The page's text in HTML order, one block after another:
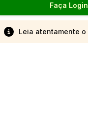
Faça Login
Leia atentamente o